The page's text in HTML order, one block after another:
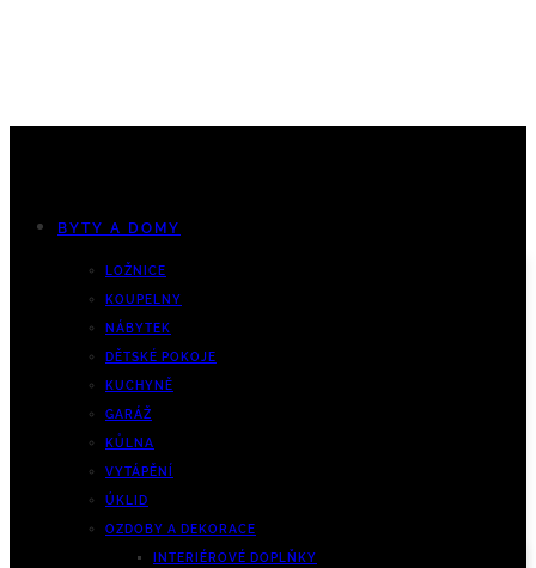
BYTY A DOMY
LOŽNICE
KOUPELNY
NÁBYTEK
DĚTSKÉ POKOJE
KUCHYNĚ
GARÁŽ
KŮLNA
VYTÁPĚNÍ
ÚKLID
OZDOBY A DEKORACE
INTERIÉROVÉ DOPLŇKY